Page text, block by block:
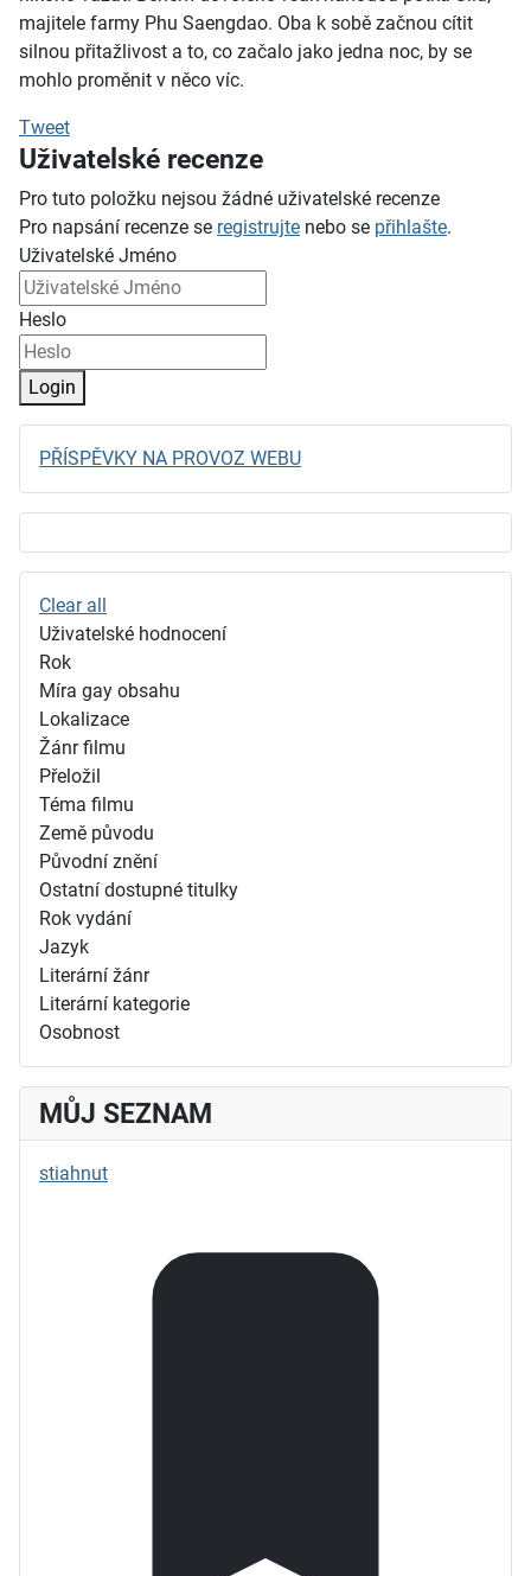
majitele farmy Phu Saengdao. Oba k sobě začnou cítit
silnou přitažlivost a to, co začalo jako jedna noc, by se
mohlo proměnit v něco víc.
Tweet
Uživatelské recenze
Pro tuto položku nejsou žádné uživatelské recenze
Pro napsání recenze se registrujte nebo se přihlašte.
Uživatelské Jméno
Heslo
Login
PŘÍSPĚVKY NA PROVOZ WEBU
Clear all
Uživatelské hodnocení
Rok
Míra gay obsahu
Lokalizace
Žánr filmu
Přeložil
Téma filmu
Země původu
Původní znění
Ostatní dostupné titulky
Rok vydání
Jazyk
Literární žánr
Literární kategorie
Osobnost
MŮJ SEZNAM
stiahnut